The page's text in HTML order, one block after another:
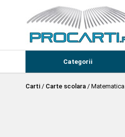
Categorii
Carti / Carte scolara / Matematica